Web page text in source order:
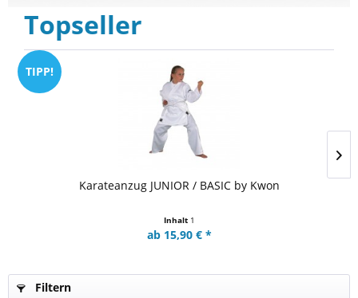
Topseller
TIPP!
Karateanzug JUNIOR / BASIC by Kwon
Inhalt 1
ab 15,90 € *
Filtern